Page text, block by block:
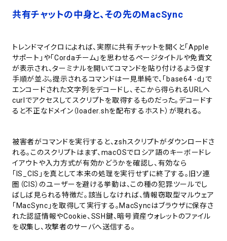
共有チャットの中身と、その先のMacSync
トレンドマイクロによれば、実際に共有チャットを開くと「Apple
サポート」や「Cordaチーム」を思わせるページタイトルや免責文
が表示され、ターミナルを開いてコマンドを貼り付けるよう促す
手順が並ぶ。提示されるコマンドは一見単純で、「base64 -d」で
エンコードされた文字列をデコードし、そこから得られるURLへ
curlでアクセスしてスクリプトを取得するものだった。デコードす
ると不正なドメイン（loader.shを配布するホスト）が現れる。
被害者がコマンドを実行すると、zshスクリプトがダウンロードさ
れる。このスクリプトはまず、macOSでロシア語のキーボードレ
イアウトや入力方式が有効かどうかを確認し、有効なら
「IS_CIS」を真として本来の処理を実行せずに終了する。旧ソ連
圏（CIS）のユーザーを避ける挙動は、この種の犯罪ツールでし
ばしば見られる特徴だ。該当しなければ、情報窃取型マルウェア
「MacSync」を取得して実行する。MacSyncはブラウザに保存さ
れた認証情報やCookie、SSH鍵、暗号資産ウォレットのファイル
を収集し、攻撃者のサーバへ送信する。